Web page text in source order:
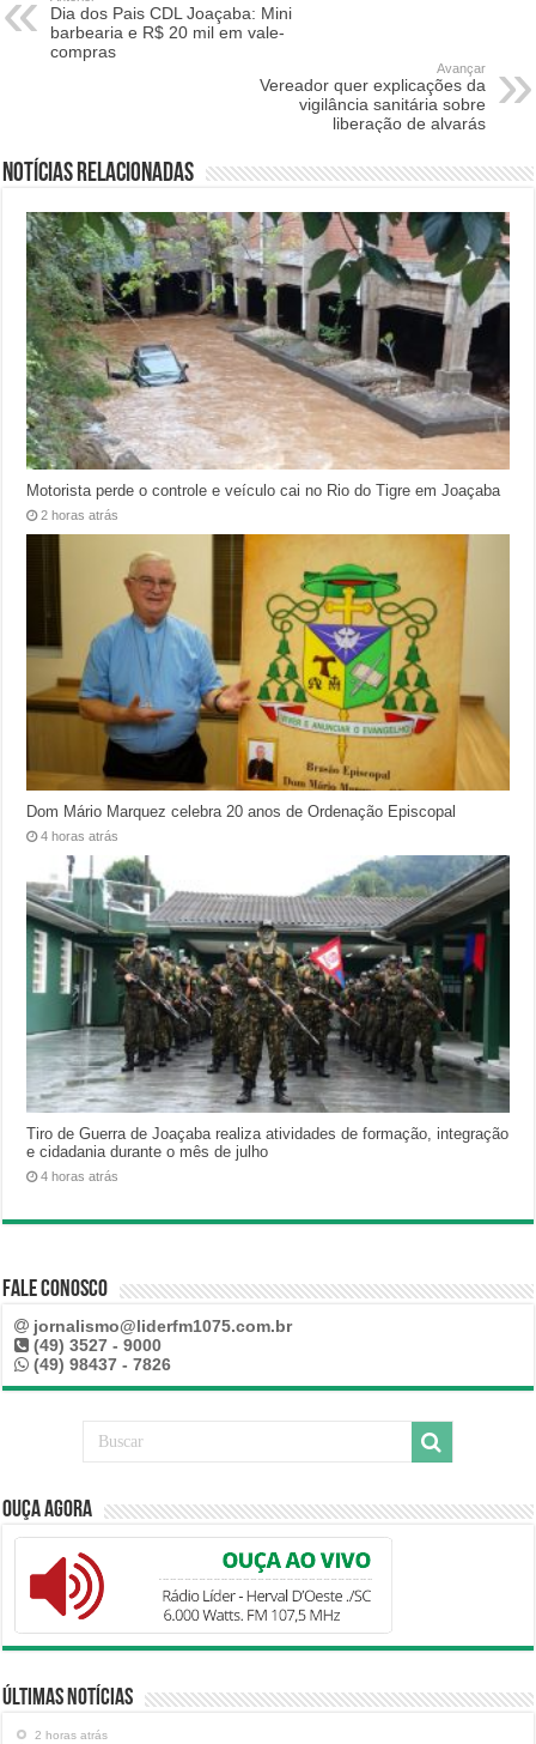
Dia dos Pais CDL Joaçaba: Mini
barbearia e R$ 20 mil em vale-
compras
Avançar
Vereador quer explicações da
vigilância sanitária sobre
liberação de alvarás
Notícias relacionadas
Motorista perde o controle e veículo cai no Rio do Tigre em Joaçaba
2 horas atrás
Dom Mário Marquez celebra 20 anos de Ordenação Episcopal
4 horas atrás
Tiro de Guerra de Joaçaba realiza atividades de formação, integração
e cidadania durante o mês de julho
4 horas atrás
Fale Conosco
jornalismo@liderfm1075.com.br
(49) 3527 - 9000
(49) 98437 - 7826
Ouça Agora
Últimas Notícias
2 horas atrás